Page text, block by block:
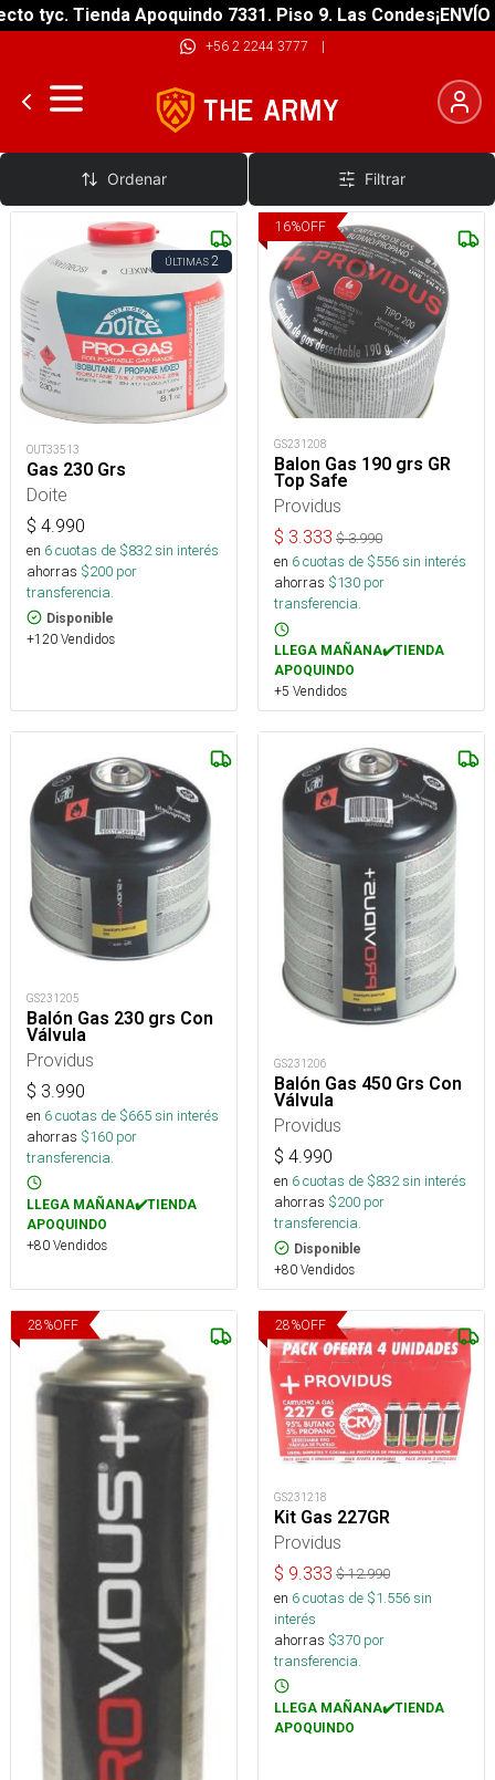
tyc. Tienda Apoquindo 7331. Piso 9. Las Condes¡ENVÍO
+56 2 2244 3777 |
Cargas de Combustibles
Ordenar Filtrar
ÚLTIMAS2
OUT33513
Gas 230 Grs
Doite
$ 4.990
en 6cuotas de $832sin interés
ahorras $200 por
transferencia.
Disponible
+120 Vendidos
16%OFF
GS231208
Balon Gas 190 grs GR
Top Safe
Providus
$ 3.333 $3.990
en 6cuotas de $556sin interés
ahorras $130 por
transferencia.
LLEGA MAÑANA✔️TIENDA
APOQUINDO
+5 Vendidos
GS231205
Balón Gas 230 grs Con
Válvula
Providus
$ 3.990
en 6cuotas de $665sin interés
ahorras $160 por
transferencia.
LLEGA MAÑANA✔️TIENDA
APOQUINDO
+80 Vendidos
GS231206
Balón Gas 450 Grs Con
Válvula
Providus
$ 4.990
en 6cuotas de $832sin interés
ahorras $200 por
transferencia.
Disponible
+80 Vendidos
28%OFF 28%OFF
GS231218
Kit Gas 227GR
Providus
$ 9.333 $12.990
en 6cuotas de $1.556sin
interés
ahorras $370 por
transferencia.
LLEGA MAÑANA✔️TIENDA
APOQUINDO